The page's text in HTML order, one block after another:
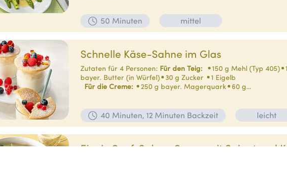
50 Minuten mittel
Schnelle Käse-Sahne im Glas
Zutaten für 4 Personen: Für den Teig: 150 g Mehl (Typ 405)
bayer. Butter (in Würfel)
30 g Zucker
1 Eigelb
Für die Creme:
250 g bayer. Magerquark 60 g…
40 Minuten, 12 Minuten Backzeit leicht
Eier in Senf-Sahne-Sauce mit Spinat und